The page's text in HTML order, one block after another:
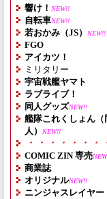
響け！ NEW!!
自転車NEW!!
若おかみ（JS） NEW!!
FGO
アイカツ！
ミリタリー
宇宙戦艦ヤマト
ラブライブ！
同人グッズNEW!!
艦隊これくしょん（
人）
NEW!!
・・・・・・・
COMIC ZIN 専売
商業誌
オリジナルNEW!!
ニンジャスレイヤー